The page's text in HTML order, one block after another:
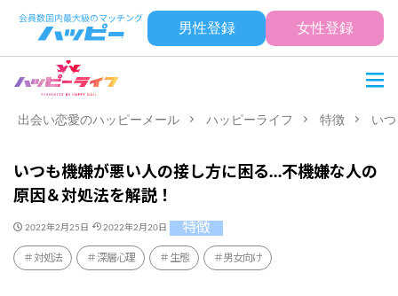
男性登録 女性登録
出会い恋愛のハッピーメール ハッピーライフ 特徴 い
いつも機嫌が悪い人の接し方に困る…不機嫌な人の
原因＆対処法を解説！
2022年2月25日 2022年2月20日 特徴
対処法 深層心理 生態 男女向け